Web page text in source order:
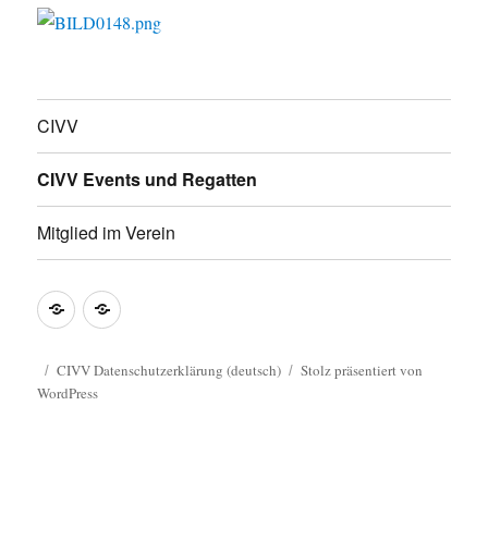
CIVV
CIVV Events und Regatten
Mitglied im Verein
CIVV
Datenschutzerklärung
(deutsch)
CIVV
Policy
CIVV Datenschutzerklärung (deutsch)
Stolz präsentiert von
WordPress